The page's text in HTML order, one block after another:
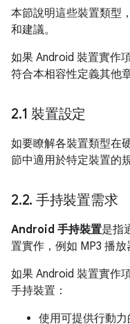
本節說明這些裝置類型
和建議。
如果 Android 裝置實作
符合本相容性定義其他
2.1 裝置設定
如要瞭解各裝置類型在
節中適用於特定裝置的規
2.2. 手持裝置需求
Android 手持裝置是指
置實作，例如 MP3 播放
如果 Android 裝置實作
手持裝置：
使用可提供行動力